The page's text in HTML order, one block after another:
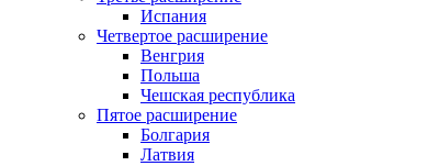
Испания
Четвертое расширение
Венгрия
Польша
Чешская республика
Пятое расширение
Болгария
Латвия